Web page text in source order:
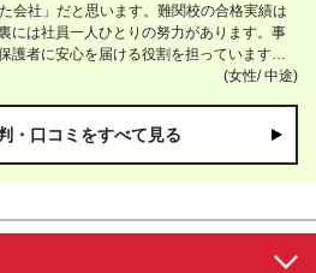
緒に生徒の成長を喜んだり達成感を分かち
な仕事だと感じています。
会社」だと思います。難関校の合格実績は
には社員一人ひとりの努力があります。事
護者に安心を届ける役割を担っています。
出してくれる生徒や、長く信頼して通って
(女性/ 中途)
・口コミをすべて見る